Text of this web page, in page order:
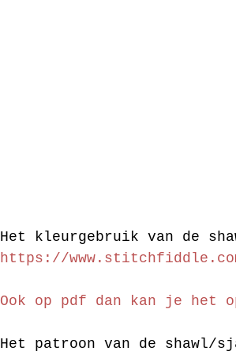
Het kleurgebruik van de
https://
Ook op pdf dan kan je het
Het patroon van de shawl/